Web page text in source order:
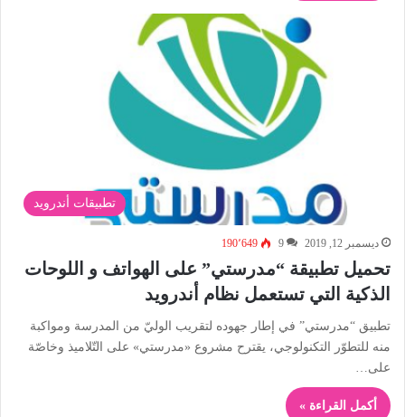
تطبيقات أندرويد
ديسمبر 12, 2019 9 190٬649
تحميل تطبيقة “مدرستي” على الهواتف و اللوحات
الذكية التي تستعمل نظام أندرويد
تطبيق “مدرستي” في إطار جهوده لتقريب الوليّ من المدرسة ومواكبة
منه للتطوّر التكنولوجي، يقترح مشروع «مدرستي» على التّلاميذ وخاصّة
على…
أكمل القراءة »